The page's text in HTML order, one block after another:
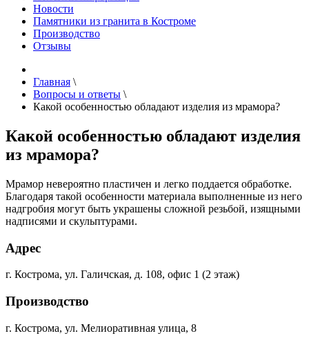
Новости
Памятники из гранита в Костроме
Производство
Отзывы
Главная \
Вопросы и ответы \
Какой особенностью обладают изделия из мрамора?
Какой особенностью обладают изделия
из мрамора?
Мрамор невероятно пластичен и легко поддается обработке.
Благодаря такой особенности материала выполненные из него
надгробия могут быть украшены сложной резьбой, изящными
надписями и скульптурами.
Адрес
г. Кострома, ул. Галичская, д. 108, офис 1 (2 этаж)
Производство
г. Кострома, ул. Мелиоративная улица, 8